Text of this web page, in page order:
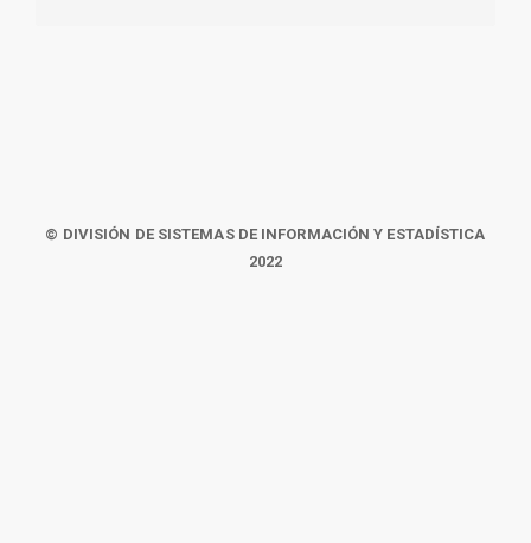
© DIVISIÓN DE SISTEMAS DE INFORMACIÓN Y ESTADÍSTICA
2022